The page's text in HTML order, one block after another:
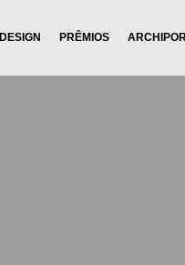
DESIGN PRÊMIOS